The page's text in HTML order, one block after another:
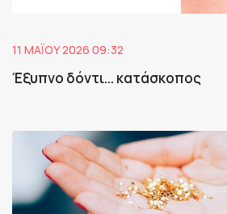
11 ΜΑΪ́ΟΥ 2026 09:32
Έξυπνο δόντι... κατάσκοπος